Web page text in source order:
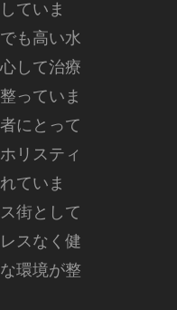
ていま
も高い水
して治療
っていま
にとって
リスティ
ていま
街として
スなく健
環境が整